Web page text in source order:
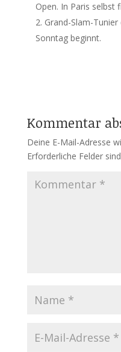
Open. In Paris selbst
2. Grand-Slam-
Sonntag beginnt.
Kommentar
Deine E-Mail-Adresse
Erforderliche Felder